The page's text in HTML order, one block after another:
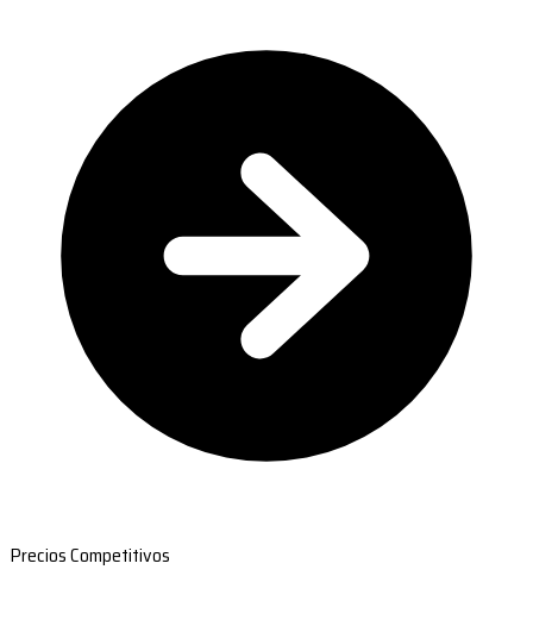
Precios Competitivos